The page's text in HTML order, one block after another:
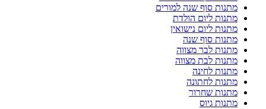
מתנות סוף שנה למורים
מתנות ליום הולדת
מתנות ליום נישואין
מתנות סוף שנה
מתנות לבר מצווה
מתנות לבת מצווה
מתנות לחינה
מתנות לחתונה
מתנות שחרור
מתנות גיוס